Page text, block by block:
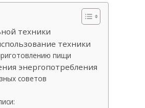
техники
техники
пищи
энергопотребления
советов